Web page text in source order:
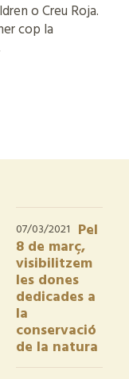
o Creu Roja.
cop la
07/03/2021 Pel
8 de març,
visibilitzem
les dones
dedicades a
la
conservació
de la natura